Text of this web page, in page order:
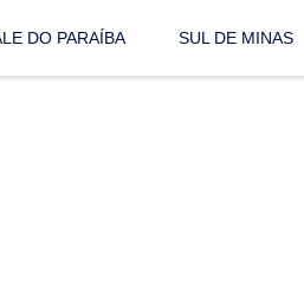
DO PARAÍBA SUL DE MINAS